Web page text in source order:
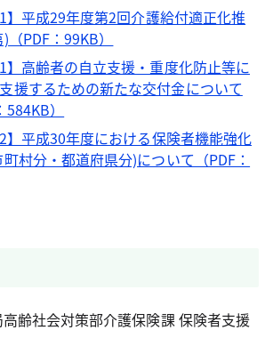
】平成29年度第2回介護給付適正化推
PDF：99KB）
】高齢者の自立支援・重度化防止等に
援するための新たな交付金について
）
】平成30年度における保険者機能強化
村分・都道府県分)について（PDF：
齢社会対策部介護保険課 保険者支援